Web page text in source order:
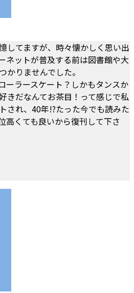
してますが、時々懐かしく思い出
ネットが普及する前は図書館や大
かりませんでした。
ーラースケート？しかもタンスか
きだなんてお茶目！って感じで私
され、40年!?たった今でも読みた
高くても良いから復刊して下さ